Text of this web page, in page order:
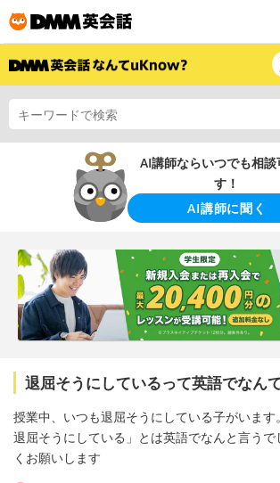
AI講師ならいつでも相談
す！
AI講師に聞く
退屈そうにしているって英語でなん
授業中、いつも退屈そうにしている子がいます
退屈そうにしている」とは英語でなんと言うで
くお願いします